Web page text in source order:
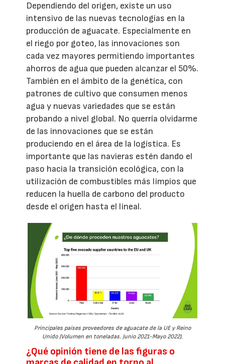
Dependiendo del origen, existe un uso
intensivo de las nuevas tecnologías en la
producción de aguacate. Especialmente en
el riego por goteo, las innovaciones son
cada vez mayores permitiendo importantes
ahorros de agua que pueden alcanzar el 50%.
También en el ámbito de la genética, con
patrones de cultivo que consumen menos
agua y nuevas variedades que se están
probando a nivel global. No querría olvidarme
de las innovaciones que se están
produciendo en el área de la logística. Es
importante que las navieras estén dando el
paso hacia la transición ecológica, con la
utilización de combustibles más limpios que
reducen la huella de carbono del producto
desde el origen hasta el lineal.
Principales países proveedores de aguacate de la UE y Reino
Unido (Volumen en toneladas. Junio 2021-Mayo 2022).
¿Qué opinión tiene de las figuras o